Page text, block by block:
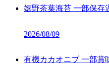
嬉野茶葉海苔 一部保存
2026/08/09
有機カカオニブ 一部賞